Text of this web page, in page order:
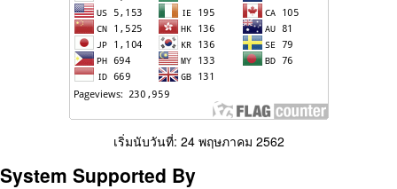
เริ่มนับวันที่: 24 พฤษภาคม 2562
System Supported By